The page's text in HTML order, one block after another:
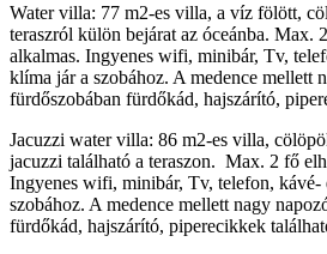
Water villa: 77 m2-es villa, a víz fölött,
teraszról külön bejárat az óceánba. Max.
alkalmas. Ingyenes wifi, minibár, Tv,
klíma jár a szobához. A medence mellett
fürdőszobában fürdőkád, hajszárító,
Jacuzzi water villa: 86 m2-es villa,
jacuzzi található a teraszon. Max. 2 fő
Ingyenes wifi, minibár, Tv, telefon, kávé-
szobához. A medence mellett nagy
fürdőkád, hajszárító, piperecikkek